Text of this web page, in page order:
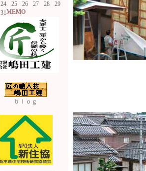
24
31
25
26
27
28
29
MEMO
ｂｌｏｇ